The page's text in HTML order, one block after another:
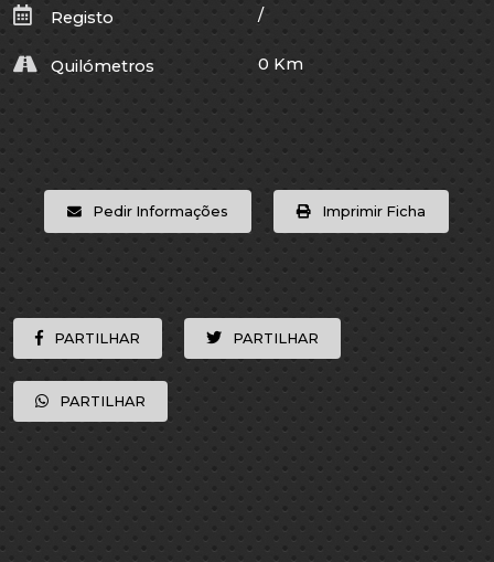
Registo /
Quilómetros 0 Km
Pedir Informações Imprimir Ficha
PARTILHAR PARTILHAR
PARTILHAR